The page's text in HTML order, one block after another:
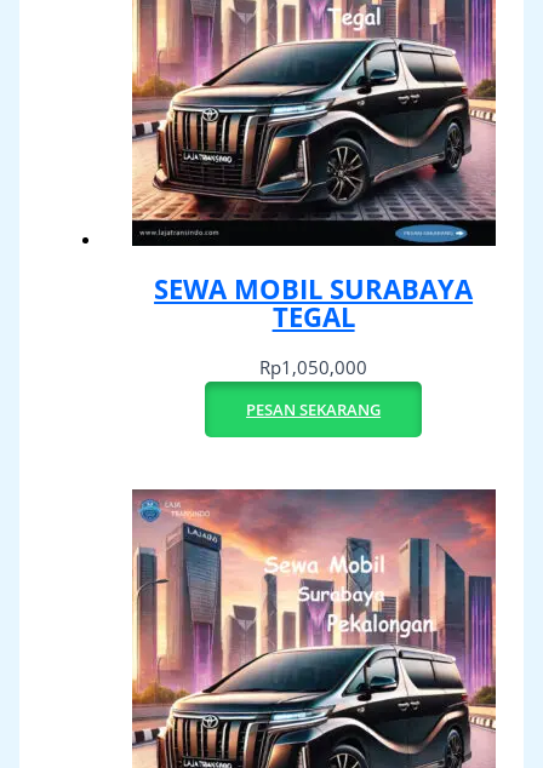
SEWA MOBIL SURABAYA
TEGAL
Rp1,050,000
PESAN SEKARANG